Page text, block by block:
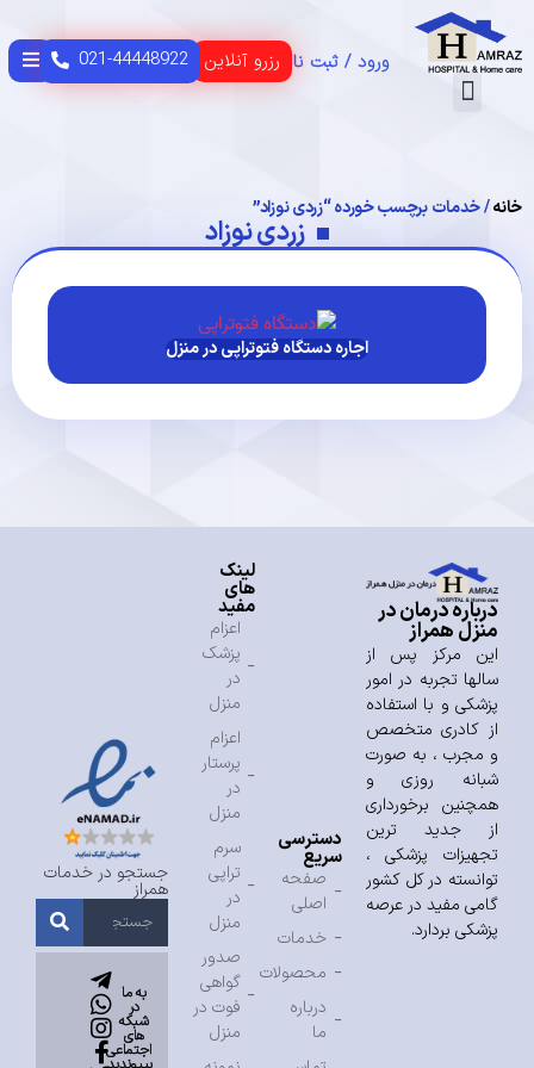
ورود / ثبت نام رزرو آنلاین 021-44448922
خانه/ خدمات برچسب خورده “زردی نوزاد”
زردی نوزاد
اجاره دستگاه فتوتراپی در منزل
درباره درمان در
منزل همراز
این مرکز پس از
سالها تجربه در امور
پزشکی و با استفاده
از کادری متخصص
و مجرب ، به صورت
شبانه روزی و
همچنین برخورداری
از جدید ترین
تجهیزات پزشکی ،
توانسته در کل کشور
گامی مفید در عرصه
پزشکی بردارد.
دسترسی
سریع
صفحه
اصلی
خدمات
محصولات
درباره
ما
لینک
های
مفید
اعزام
پزشک
در
منزل
اعزام
پرستار
در
منزل
سرم
تراپی
در
منزل
صدور
گواهی
فوت در
منزل
جستجو در خدمات
همراز
به ما
در
شبکه
های
اجتماعی